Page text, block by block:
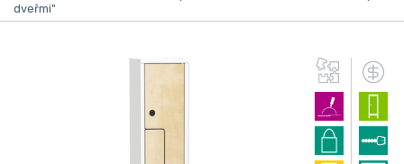
dveřmi"